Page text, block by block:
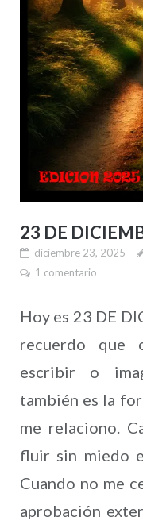
23 DE
diciembre 23, 2025
1 comentario
Hoy es 23 DE
recuerdo que
escribir o
también es la
me relaciono.
fluir sin miedo
Cuando no me
aprobación